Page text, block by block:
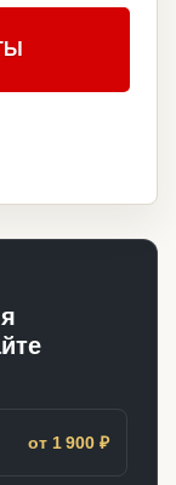
от 1 900 ₽